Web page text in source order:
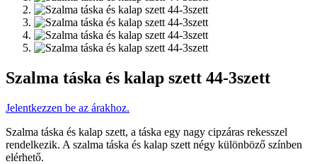
Szalma táska és kalap szett 44-3szett
Jelentkezzen be az árakhoz.
Szalma táska és kalap szett, a táska egy nagy cipzáras rekesszel
rendelkezik. A szalma táska és kalap szett négy különböző színben
elérhető.